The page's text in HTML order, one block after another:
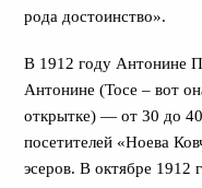
рода достоинство».
В 1912 году Антонине
Антонине (Тосе – вот
открытке) — от 30 до
посетителей «Ноева
эсеров. В октябре 1912